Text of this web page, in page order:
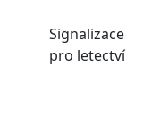
Signalizace
pro letectví